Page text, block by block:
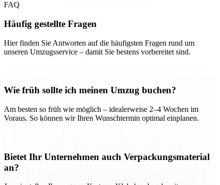
FAQ
Häufig gestellte Fragen
Hier finden Sie Antworten auf die häufigsten Fragen rund um
unseren Umzugsservice – damit Sie bestens vorbereitet sind.
Wie früh sollte ich meinen Umzug buchen?
Am besten so früh wie möglich – idealerweise 2–4 Wochen im
Voraus. So können wir Ihren Wunschtermin optimal einplanen.
Bietet Ihr Unternehmen auch Verpackungsmaterial
an?